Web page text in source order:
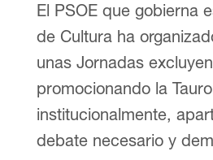
El PSOE que gobierna
de Cultura ha
unas Jornadas
promocionando la
institucionalmente,
debate necesario y